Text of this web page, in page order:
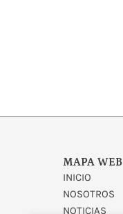
MAPA WEB
INICIO
NOSOTROS
NOTICIAS